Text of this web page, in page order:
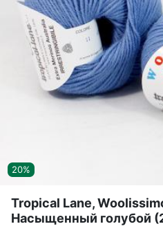
20%
Tropical Lane,
Насыщенный голубой